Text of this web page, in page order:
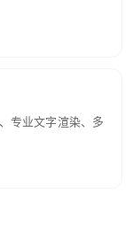
专业文字渲染、多